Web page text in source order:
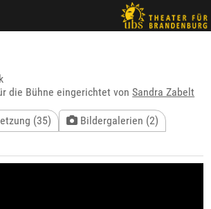
die Bühne eingerichtet vonSandra Zabelt
(35)
Bildergalerien (2)